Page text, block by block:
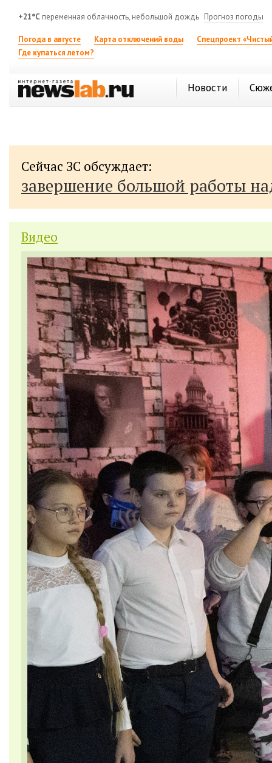
+21°C переменная облачность, небольшой дождь Прогноз погоды
Погода в августе Карта отключений воды
Спецпроект
Где купаться летом?
Новости
Сейчас ЗС обсуждает:
завершение большой работы
Видео